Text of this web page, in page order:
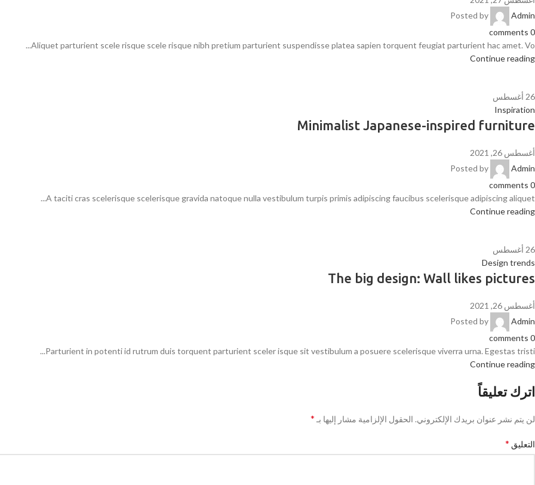
Posted by
Admin
0
comments
Aliquet parturient scele risque scele risque nibh pretium parturient suspendisse platea sapien torquent feugiat parturient hac amet. Vo...
Continue reading
26 أغسطس
Inspiration
Minimalist Japanese-inspired furniture
أغسطس 26, 2021
Posted by
Admin
0
comments
A taciti cras scelerisque scelerisque gravida natoque nulla vestibulum turpis primis adipiscing faucibus scelerisque adipiscing aliquet...
Continue reading
26 أغسطس
Design trends
The big design: Wall likes pictures
أغسطس 26, 2021
Posted by
Admin
0
comments
Parturient in potenti id rutrum duis torquent parturient sceler isque sit vestibulum a posuere scelerisque viverra urna. Egestas tristi...
Continue reading
اترك تعليقاً
لن يتم نشر عنوان بريدك الإلكتروني. الحقول الإلزامية مشار إليها بـ *
التعليق *